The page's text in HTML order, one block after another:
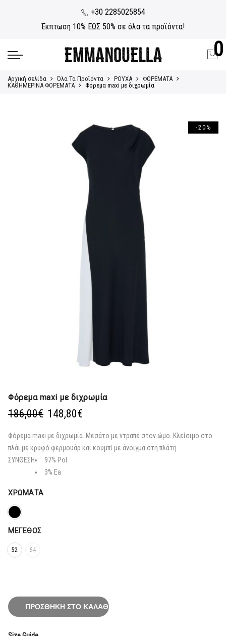
+30 2285025854
Έκπτωση 10% ΕΩΣ 50% σε όλα τα προϊόντα!
0
Αρχική σελίδα Όλα Τα Προϊόντα ΡΟΥΧΑ
ΦΟΡΕΜΑΤΑ
ΚΑΘΗΜΕΡΙΝΑ ΦΟΡΕΜΑΤΑ
Φόρεμα maxi με διχρωμία
-20%
Φόρεμα maxi με διχρωμία
186,00€ Original
was:
186,00€.
148,80€
τιμή
είναι:
Φόρεμα maxi με διχρωμία. Μεσάτο με ντραπέ στον ώμο. Κλείσιμο στο
πλάι με κρυφό φερμουάρ και κουμπί με άνοιγμα στη πλάτη.
ΣΥΝΘΕΣΗ
97% Pol
3% Ea
ΧΡΏΜΑΤΑ
ΜΈΓΕΘΟΣ
52 54
ΠΡΟΣΘΉΚΗ ΣΤΟ ΚΑΛΆΘΙ